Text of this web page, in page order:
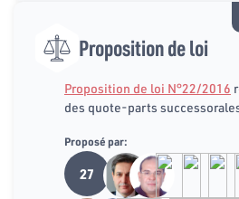
Proposition de loi
Proposition de loi N°22/2016
des quote-parts
Proposé par:
27